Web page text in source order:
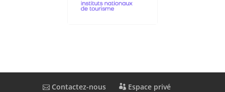
Contactez-nous
Espace privé